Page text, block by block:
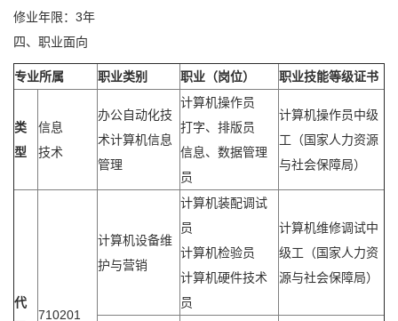
修业年限：3年
四、职业面向
专业所属 职业类别 职业（岗位） 职业技能等级证书
类
型
信息
技术
办公自动化技
术计算机信息
管理
计算机操作员
打字、排版员
信息、数据管理
员
计算机操作员中级
工（国家人力资源
与社会保障局）
代
710201
计算机设备维
护与营销
计算机装配调试
员
计算机检验员
计算机硬件技术
员
计算机维修调试中
级工（国家人力资
源与社会保障局）